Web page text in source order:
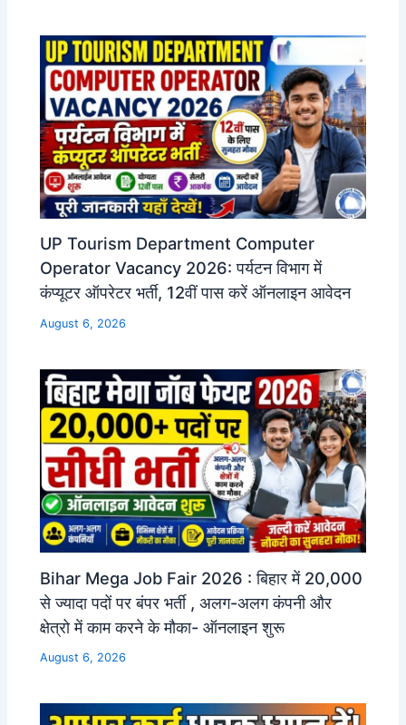
UP Tourism Department Computer
Operator Vacancy 2026: पर्यटन विभाग में
कंप्यूटर ऑपरेटर भर्ती, 12वीं पास करें ऑनलाइन आवेदन
August 6, 2026
Bihar Mega Job Fair 2026 : बिहार में 20,000
से ज्यादा पदों पर बंपर भर्ती , अलग-अलग कंपनी और
क्षेत्रो में काम करने के मौका- ऑनलाइन शुरू
August 6, 2026